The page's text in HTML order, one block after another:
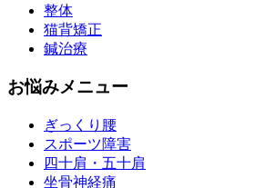
整体
猫背矯正
鍼治療
お悩みメニュー
ぎっくり腰
スポーツ障害
四十肩・五十肩
坐骨神経痛